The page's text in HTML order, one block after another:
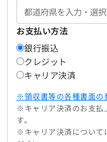
お支払い方法
銀行振込
クレジット
キャリア決済
※領収書等の各種書面の
※キャリア決済のお支払
す。
※キャリア決済について